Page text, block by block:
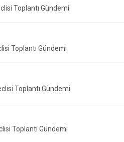
Toplantı Gündemi
Toplantı Gündemi
Toplantı Gündemi
Toplantı Gündemi